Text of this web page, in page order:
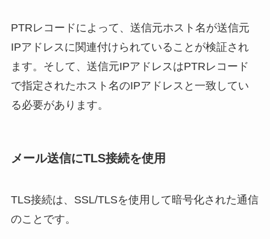
PTRレコードによって、送信元ホスト名が送信元
IPアドレスに関連付けられていることが検証され
ます。そして、送信元IPアドレスはPTRレコード
で指定されたホスト名のIPアドレスと一致してい
る必要があります。
メール送信にTLS接続を使用
TLS接続は、SSL/TLSを使用して暗号化された通信
のことです。